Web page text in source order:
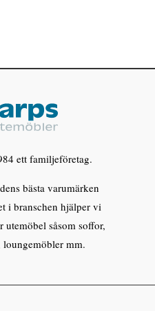
ett familjeföretag.
bästa varumärken
i branschen hjälper vi
såsom soffor,
loungemöbler mm.